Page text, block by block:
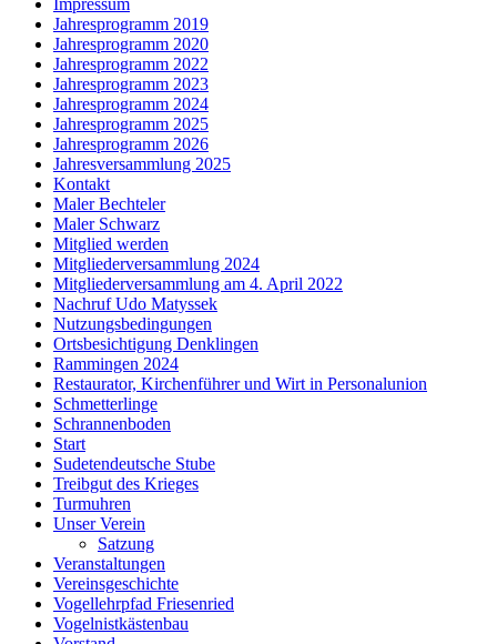
Jahresprogramm 2019
Jahresprogramm 2020
Jahresprogramm 2022
Jahresprogramm 2023
Jahresprogramm 2024
Jahresprogramm 2025
Jahresprogramm 2026
Jahresversammlung 2025
Kontakt
Maler Bechteler
Maler Schwarz
Mitglied werden
Mitgliederversammlung 2024
Mitgliederversammlung am 4. April 2022
Nachruf Udo Matyssek
Nutzungsbedingungen
Ortsbesichtigung Denklingen
Rammingen 2024
Restaurator, Kirchenführer und Wirt in Personalunion
Schmetterlinge
Schrannenboden
Start
Sudetendeutsche Stube
Treibgut des Krieges
Turmuhren
Unser Verein
Satzung
Veranstaltungen
Vereinsgeschichte
Vogellehrpfad Friesenried
Vogelnistkästenbau